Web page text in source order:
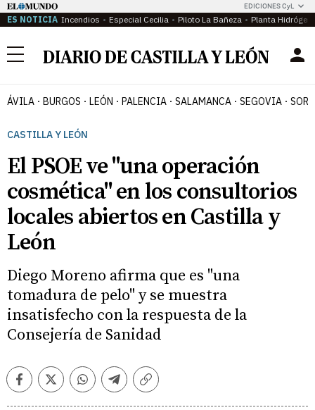
EDICIONES CyL
ES NOTICIA Incendios Especial Cecilia Piloto La Bañeza Planta
Menú
ÁVILA BURGOS LEÓN PALENCIA SALAMANCA SEGOVIA
CASTILLA Y LEÓN
El PSOE ve "una operación
cosmética" en los consultorios
locales abiertos en Castilla y
León
Diego Moreno afirma que es "una
tomadura de pelo" y se muestra
insatisfecho con la respuesta de la
Consejería de Sanidad
FacebookTwitterWhatsappTelegramCopiar